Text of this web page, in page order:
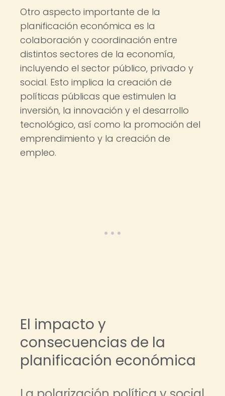
Otro aspecto importante de la
planificación económica es la
colaboración y coordinación entre
distintos sectores de la economía,
incluyendo el sector público, privado y
social. Esto implica la creación de
políticas públicas que estimulen la
inversión, la innovación y el desarrollo
tecnológico, así como la promoción del
emprendimiento y la creación de
empleo.
El impacto y
consecuencias de la
planificación económica